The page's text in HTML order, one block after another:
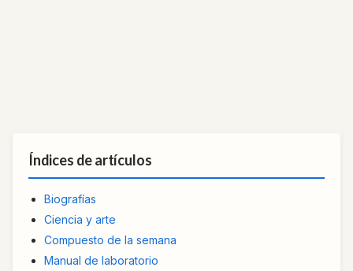
Índices de artículos
Biografías
Ciencia y arte
Compuesto de la semana
Manual de laboratorio